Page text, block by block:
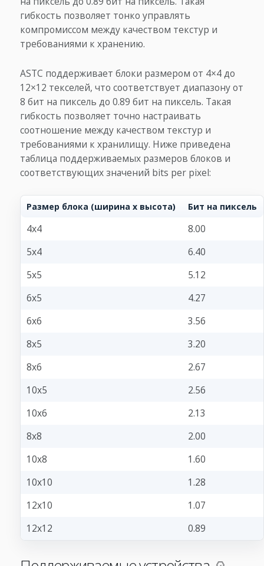
гибкость позволяет тонко управлять
компромиссом между качеством текстур и
требованиями к хранению.
ASTC поддерживает блоки размером от 4×4 до
12×12 текселей, что соответствует диапазону от
8 бит на пиксель до 0.89 бит на пиксель. Такая
гибкость позволяет точно настраивать
соотношение между качеством текстур и
требованиями к хранилищу. Ниже приведена
таблица поддерживаемых размеров блоков и
соответствующих значений bits per pixel:
Размер блока (ширина x высота) Бит на пиксель
4x4
8.00
5x4
6.40
5x5
5.12
6x5
4.27
6x6
3.56
8x5
3.20
8x6
2.67
10x5
2.56
10x6
2.13
8x8
2.00
10x8
1.60
10x10
1.28
12x10
1.07
12x12
0.89